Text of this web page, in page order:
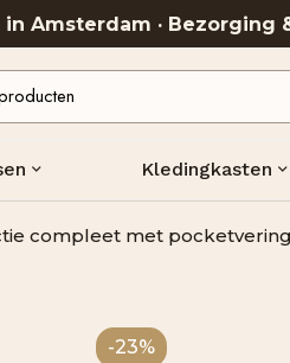
Amsterdam ·
Kledingkasten
compleet met
-23%